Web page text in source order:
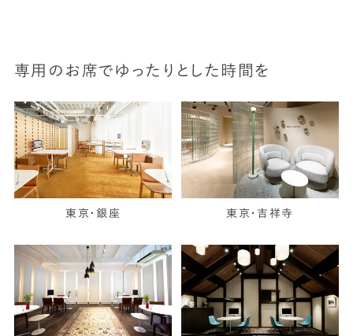
専用のお席でゆったりとした時間を
東京・銀座 東京・吉祥寺